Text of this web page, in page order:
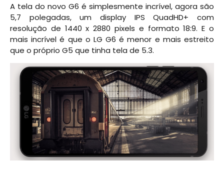
A tela do novo G6 é simplesmente incrível, agora são
5,7 polegadas, um display IPS QuadHD+ com
resolução de 1440 x 2880 pixels e formato 18:9. E o
mais incrível é que o LG G6 é menor e mais estreito
que o próprio G5 que tinha tela de 5.3.